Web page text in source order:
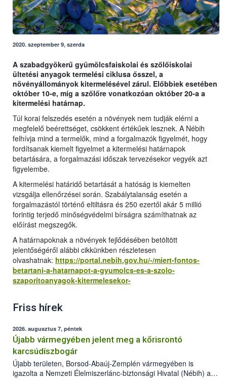
2020. szeptember 9, szerda
A szabadgyökerű gyümölcsfaiskolai és szőlőiskolai
ültetési anyagok termelési ciklusa ősszel, a
növényállományok kitermelésével zárul. Előbbiek esetében
október 10-e, míg a szőlőre vonatkozóan október 20-a a
kitermelési határnap.
Túl korai felszedés esetén a növények nem tudják elérni a
megfelelő beérettséget, csökkent értékűek lesznek. A Nébih
felhívja mind a termelők, mind a forgalmazók figyelmét, hogy
fordítsanak kiemelt figyelmet a kitermelési határnapok
betartására, a forgalmazási időszak tervezésekor vegyék azt
figyelembe.
A kitermelési határidő betartását a hatóság is kiemelten
vizsgálja ellenőrzései során. Szabálytalanság esetén a
forgalmazástól történő eltiltásra és 250 ezertől akár 5 millió
forintig terjedő minőségvédelmi bírságra számíthatnak az
előírást megszegők.
A határnapoknak a növények fejlődésében betöltött
jelentőségéről alábbi cikkünkben részletesen
olvashatnak: https://portal.nebih.gov.hu/-/miert-fontos-
betartani-a-hatarnapot-a-gyumolcs-es-a-szolo-
szaporitoanyagok-kitermelesekor-
Friss hírek
2026. augusztus 7, péntek
Újabb vármegyében jelent meg a kőrisrontó
karcsúdíszbogár
Újabb területen, Borsod-Abaúj-Zemplén vármegyében is
igazolta a Nemzeti Élelmiszerlánc-biztonsági Hivatal (Nébih) a